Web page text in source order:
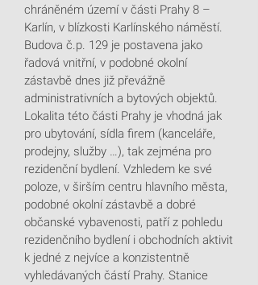
chráněném území v části Prahy 8 –
Karlín, v blízkosti Karlínského náměstí.
Budova č.p. 129 je postavena jako
řadová vnitřní, v podobné okolní
zástavbě dnes již převážně
administrativních a bytových objektů.
Lokalita této části Prahy je vhodná jak
pro ubytování, sídla firem (kanceláře,
prodejny, služby …), tak zejména pro
rezidenční bydlení. Vzhledem ke své
poloze, v širším centru hlavního města,
podobné okolní zástavbě a dobré
občanské vybavenosti, patří z pohledu
rezidenčního bydlení i obchodních aktivit
k jedné z nejvíce a konzistentně
vyhledávaných částí Prahy. Stanice